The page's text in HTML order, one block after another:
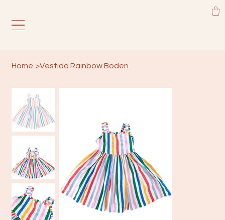
Home >Vestido Rainbow Boden